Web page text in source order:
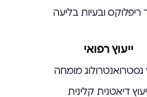
ריפלוקס ובעיות בליעה
ייעוץ רפואי
גסטרואנטרולוג מומחה
דיאטנית קלינית